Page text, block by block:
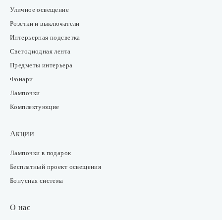
Уличное освещение
Розетки и выключатели
Интерьерная подсветка
Светодиодная лента
Предметы интерьера
Фонари
Лампочки
Комплектующие
Акции
Лампочки в подарок
Бесплатный проект освещения
Бонусная система
О нас